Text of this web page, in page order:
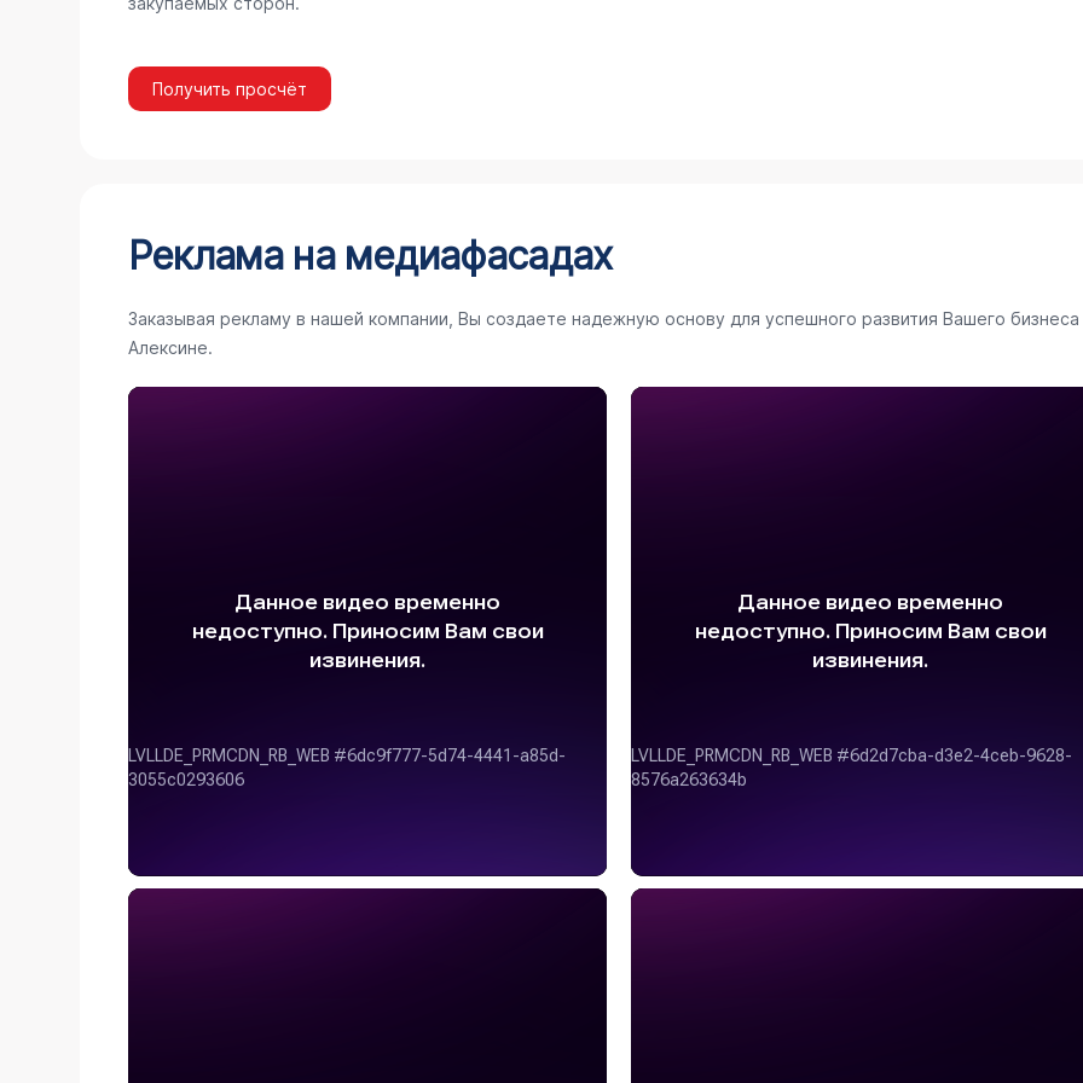
Получить просчёт
Реклама на медиафасадах
Заказывая рекламу в нашей компании, Вы создаете надежную основу для успешного развития Вашего бизнеса
Алексине.